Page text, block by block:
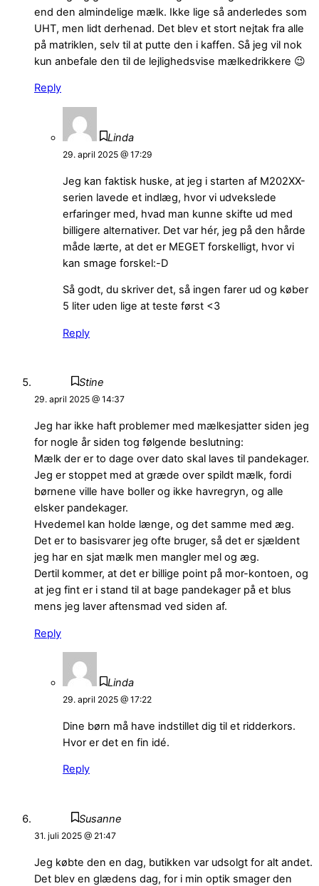
end den almindelige mælk. Ikke lige så anderledes som
UHT, men lidt derhenad. Det blev et stort nejtak fra alle
på matriklen, selv til at putte den i kaffen. Så jeg vil nok
kun anbefale den til de lejlighedsvise mælkedrikkere 😉
Reply
Linda
29. april 2025 @ 17:29
Jeg kan faktisk huske, at jeg i starten af M202XX-
serien lavede et indlæg, hvor vi udvekslede
erfaringer med, hvad man kunne skifte ud med
billigere alternativer. Det var hér, jeg på den hårde
måde lærte, at det er MEGET forskelligt, hvor vi
kan smage forskel:-D
Så godt, du skriver det, så ingen farer ud og køber
5 liter uden lige at teste først <3
Reply
Stine
29. april 2025 @ 14:37
Jeg har ikke haft problemer med mælkesjatter siden jeg
for nogle år siden tog følgende beslutning:
Mælk der er to dage over dato skal laves til pandekager.
Jeg er stoppet med at græde over spildt mælk, fordi
børnene ville have boller og ikke havregryn, og alle
elsker pandekager.
Hvedemel kan holde længe, og det samme med æg.
Det er to basisvarer jeg ofte bruger, så det er sjældent
jeg har en sjat mælk men mangler mel og æg.
Dertil kommer, at det er billige point på mor-kontoen, og
at jeg fint er i stand til at bage pandekager på et blus
mens jeg laver aftensmad ved siden af.
Reply
Linda
29. april 2025 @ 17:22
Dine børn må have indstillet dig til et ridderkors.
Hvor er det en fin idé.
Reply
Susanne
31. juli 2025 @ 21:47
Jeg købte den en dag, butikken var udsolgt for alt andet.
Det blev en glædens dag, for i min optik smager den